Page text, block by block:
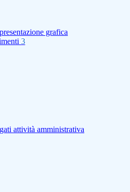
grafica
3
attività amministrativa